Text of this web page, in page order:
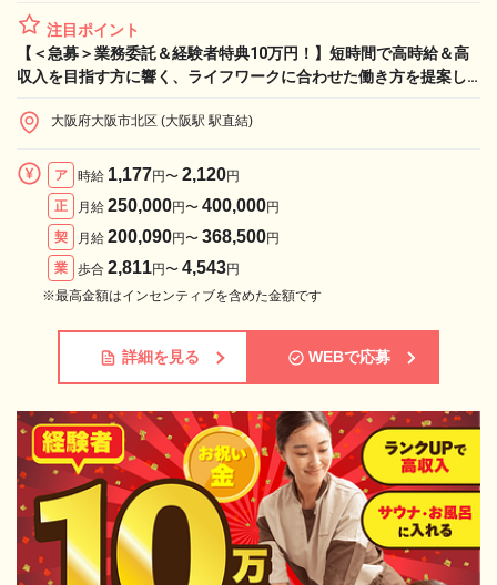
注目ポイント
【＜急募＞業務委託＆経験者特典10万円！】短時間で高時給＆高
収入を目指す方に響く、ライフワークに合わせた働き方を提案し
大阪府大阪市北区 (大阪駅 駅直結)
ア 時給 1,177円〜 2,120円
正
月給 250,000円〜 400,000円
契
月給 200,090円〜 368,500円
業
歩合 2,811円〜 4,543円
※最高金額はインセンティブを含めた金額です
詳細を見る WEBで応募